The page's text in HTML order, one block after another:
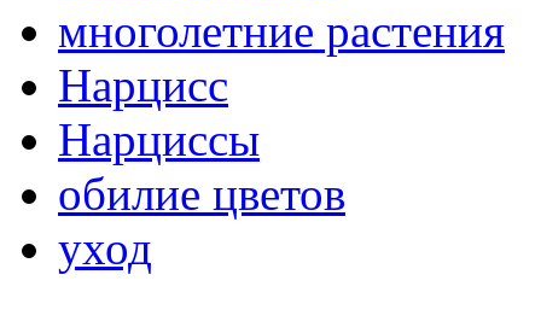
многолетние растения
Нарцисс
Нарциссы
обилие цветов
уход